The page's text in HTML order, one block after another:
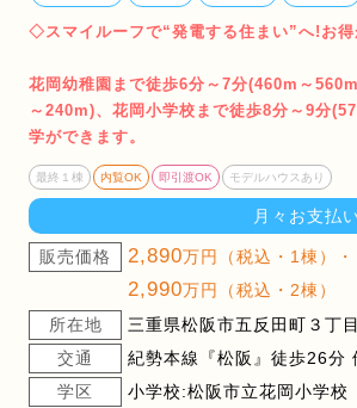
◇スマイルーフで“発電する住まい”へ!お
花岡幼稚園まで徒歩6分～7分(460m～
～240m)、花岡小学校まで徒歩8分～9分
学ができます。
最終１棟 内覧OK 即引渡OK モデルハウスあり
月々お支払
販売価格 2,890万円（税込・1棟）・
2,990万円（税込・2棟）
所在地
三重県松阪市五反田町３
交通
紀勢本線『松阪』徒歩26分
学区
小学校:松阪市立花岡小学校